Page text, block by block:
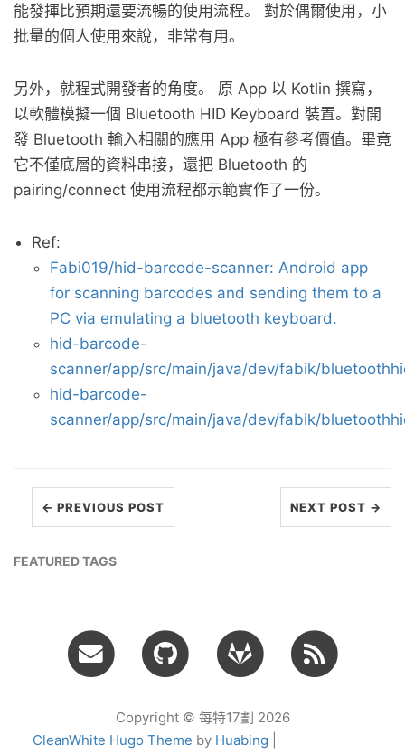
能發揮比預期還要流暢的使用流程。 對於偶爾使用，小
批量的個人使用來說，非常有用。
另外，就程式開發者的角度。 原 App 以 Kotlin 撰寫，
以軟體模擬一個 Bluetooth HID Keyboard 裝置。對開
發 Bluetooth 輸入相關的應用 App 極有參考價值。畢竟
它不僅底層的資料串接，還把 Bluetooth 的
pairing/connect 使用流程都示範實作了一份。
Ref:
Fabi019/hid-barcode-scanner: Android app
for scanning barcodes and sending them to a
PC via emulating a bluetooth keyboard.
hid-barcode-
scanner/app/src/main/java/dev/fabik/
hid-barcode-
scanner/app/src/main/java/dev/fabik/
← PREVIOUS POST NEXT POST →
FEATURED TAGS
Copyright © 每特17劃 2026
CleanWhite Hugo Theme by Huabing